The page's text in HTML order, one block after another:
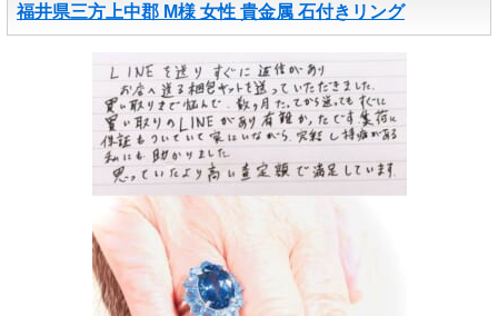
福井県三方上中郡 M様 女性 貴金属 石付きリング